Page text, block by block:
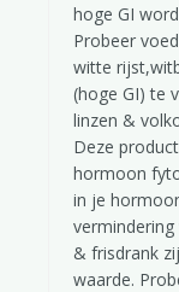
hoge GI
Probeer
witte
(hoge GI) te
linzen &
Deze
hormoon
in je
& frisdrank
waarde.